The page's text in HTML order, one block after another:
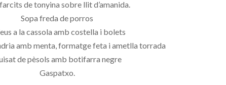
de tonyina sobre llit d’amanida.
Sopa freda de porros
a la cassola amb costella i bolets
amb menta, formatge feta i ametlla torrada
de pèsols amb botifarra negre
Gaspatxo.